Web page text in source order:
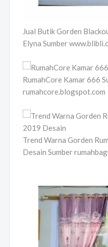
Jual Butik Gorden
Elyna Sumber
RumahCore Kamar 666
rumahcore.blogspot.com
Trend Warna Gorden
Desain Sumber